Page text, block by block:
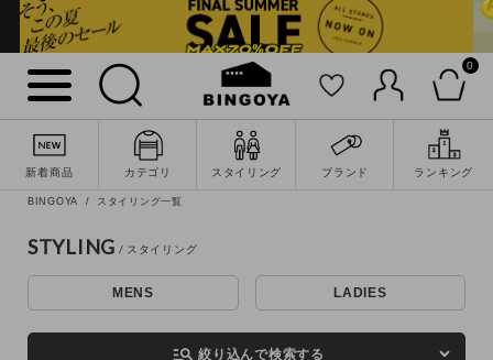
0
新着商品 カテゴリ スタイリング ブランド ランキング
詳細検索
BINGOYA スタイリング一覧
STYLING
MENS LADIES
manage_search 絞り込んで検索する